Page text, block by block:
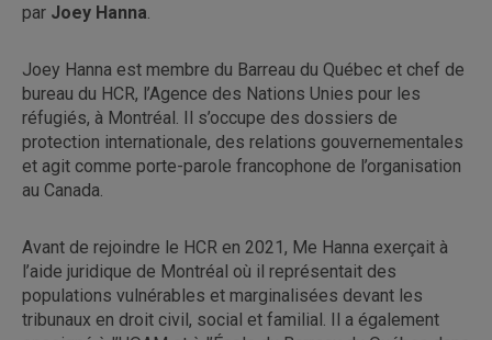
par Joey Hanna.
Joey Hanna est membre du Barreau du Québec et chef de
bureau du HCR, l’Agence des Nations Unies pour les
réfugiés, à Montréal. Il s’occupe des dossiers de
protection internationale, des relations gouvernementales
et agit comme porte-parole francophone de l’organisation
au Canada.
Avant de rejoindre le HCR en 2021, Me Hanna exerçait à
l’aide juridique de Montréal où il représentait des
populations vulnérables et marginalisées devant les
tribunaux en droit civil, social et familial. Il a également